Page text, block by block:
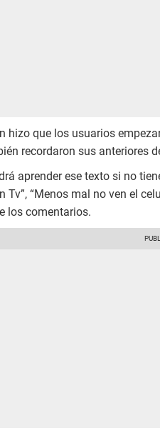
hizo que los usuarios
recordaron sus anteriores
aprender ese texto si no
Tv”, “Menos mal no ven el
los comentarios.